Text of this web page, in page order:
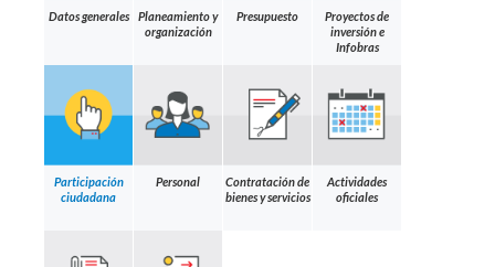
Datos generales
Planeamiento y
organización
Presupuesto
Proyectos de
inversión e
Infobras
Participación
ciudadana
Personal
Contratación de
bienes y servicios
Actividades
oficiales